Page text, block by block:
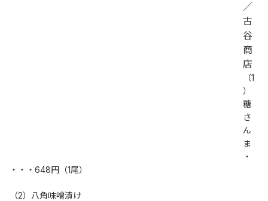
／
古
谷
商
店
（1
）
糖
さ
ん
ま
・
・・・648円（1尾）
（2）八角味噌漬け